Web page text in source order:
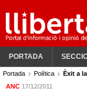
PORTADA
Portada Política
Èxit a
ANC 17/12/2011